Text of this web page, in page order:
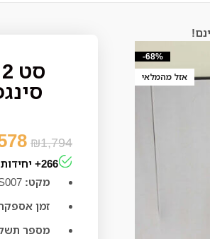
-68%
אזל מהמלאי
₪1,794
266+ יחידות נמכרו בשבוע האחרון
מקט:
זמן
מספר